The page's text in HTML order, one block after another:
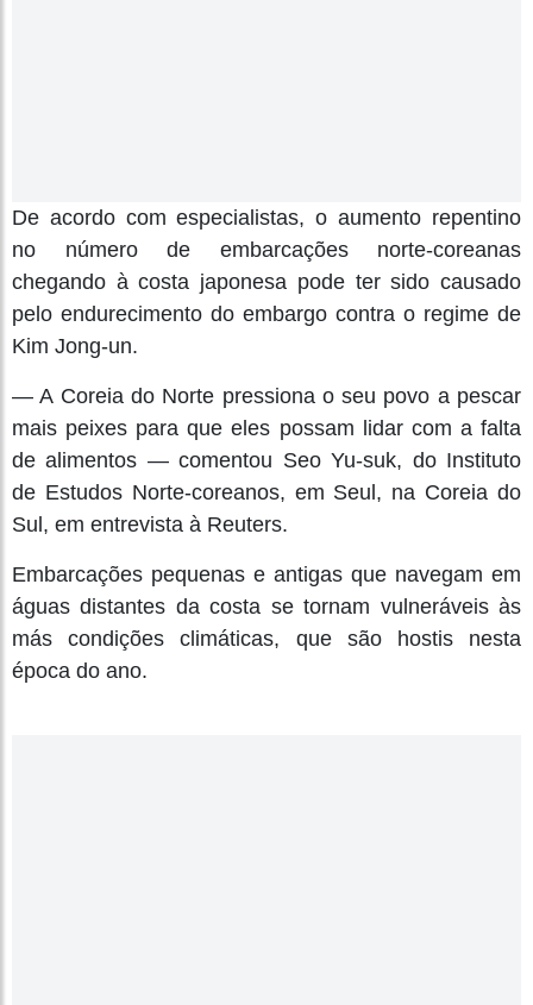
De acordo com especialistas, o aumento repentino
no número de embarcações norte-coreanas
chegando à costa japonesa pode ter sido causado
pelo endurecimento do embargo contra o regime de
Kim Jong-un.
— A Coreia do Norte pressiona o seu povo a pescar
mais peixes para que eles possam lidar com a falta
de alimentos — comentou Seo Yu-suk, do Instituto
de Estudos Norte-coreanos, em Seul, na Coreia do
Sul, em entrevista à Reuters.
Embarcações pequenas e antigas que navegam em
águas distantes da costa se tornam vulneráveis às
más condições climáticas, que são hostis nesta
época do ano.